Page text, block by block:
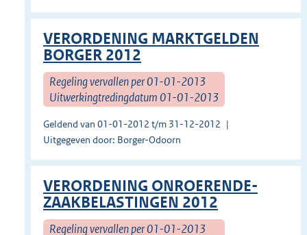
VERORDENING MARKTGELDEN
BORGER 2012
Regeling vervallen per 01-01-2013
Uitwerkingtredingdatum 01-01-2013
Geldend van 01-01-2012 t/m 31-12-2012
Uitgegeven door: Borger-Odoorn
VERORDENING ONROERENDE-
ZAAKBELASTINGEN 2012
Regeling vervallen per 01-01-2013